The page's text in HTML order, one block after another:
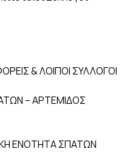
& ΛΟΙΠΟΙ ΣΥΛΛΟΓΟΙ
– ΑΡΤΕΜΙΔΟΣ
ΣΠΑΤΩΝ